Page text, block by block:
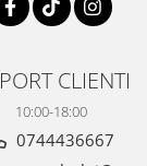
CLIENTI
10:00-18:00
0744436667